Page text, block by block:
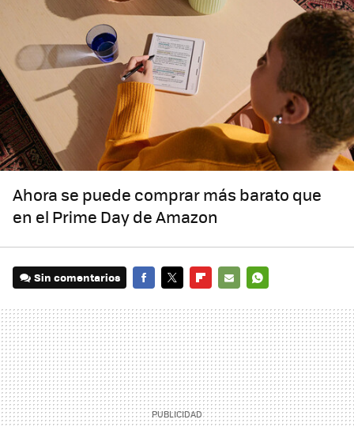
Ahora se puede comprar más barato que
en el Prime Day de Amazon
Sin comentarios
MAIL